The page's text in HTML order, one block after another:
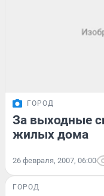
ГОРОД
За выходные
жилых дома
26 февраля, 2007, 06:00
ГОРОД